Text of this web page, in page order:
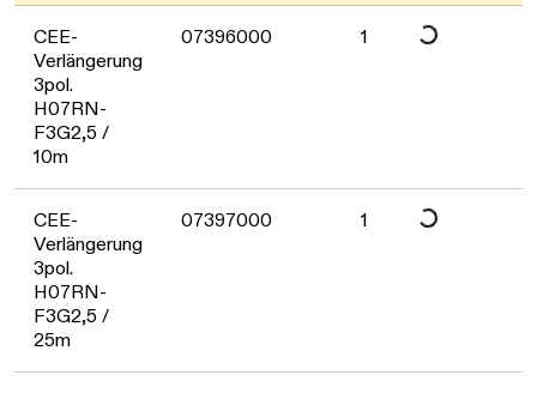
CEE-
Verlängerung
3pol.
H07RN-
F3G2,5 /
10m
07396000 1
CEE-
Verlängerung
3pol.
H07RN-
F3G2,5 /
25m
07397000 1 Daten werden